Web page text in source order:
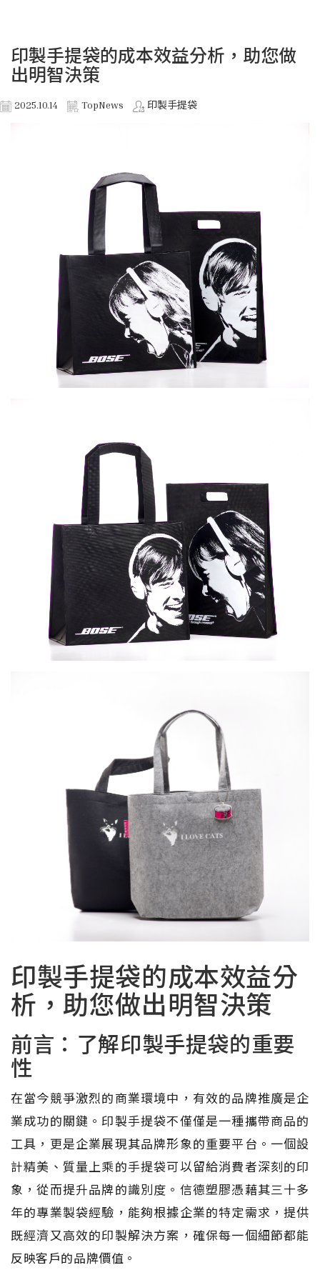
印製手提袋的成本效益分析，助您做
出明智決策
2025.10.14 TopNews 印製手提袋
印製手提袋的成本效益分
析，助您做出明智決策
前言：了解印製手提袋的重要
性
在當今競爭激烈的商業環境中，有效的品牌推廣是企
業成功的關鍵。印製手提袋不僅僅是一種攜帶商品的
工具，更是企業展現其品牌形象的重要平台。一個設
計精美、質量上乘的手提袋可以留給消費者深刻的印
象，從而提升品牌的識別度。信德塑膠憑藉其三十多
年的專業製袋經驗，能夠根據企業的特定需求，提供
既經濟又高效的印製解決方案，確保每一個細節都能
反映客戶的品牌價值。